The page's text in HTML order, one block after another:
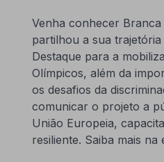
Venha conhecer
partilhou a sua
Destaque para a
Olímpicos, além da
os desafios da
comunicar o projeto a
União Europeia,
resiliente. Saiba mais